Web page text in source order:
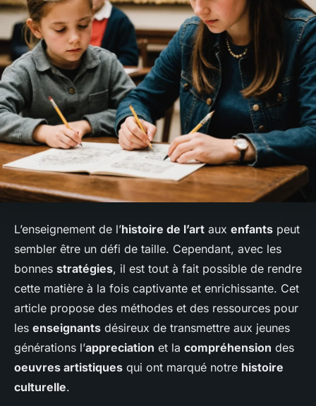
L’enseignement de l’histoire de l’art aux enfants peut
sembler être un défi de taille. Cependant, avec les
bonnes stratégies, il est tout à fait possible de rendre
cette matière à la fois captivante et enrichissante. Cet
article propose des méthodes et des ressources pour
les enseignants désireux de transmettre aux jeunes
générations l’appreciation et la compréhension des
oeuvres artistiques qui ont marqué notre histoire
culturelle.